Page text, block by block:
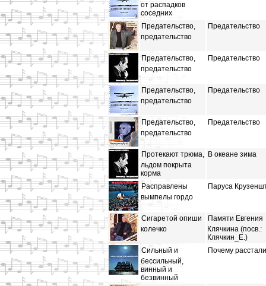
от распадков
соседних
Предательство,
предательство
Предательство
Предательство,
предательство
Предательство
Предательство,
предательство
Предательство
Предательство,
предательство
Предательство
Протекают трюма,
льдом покрыта
корма
В океане зима
Расправлены
вымпелы гордо
Паруса
Сигаретой опиши
колечко
Памяти Евгения
Клячкина (посв.:
Клячкин_Е.)
Сильный и
бессильный,
винный и
безвинный
Почему